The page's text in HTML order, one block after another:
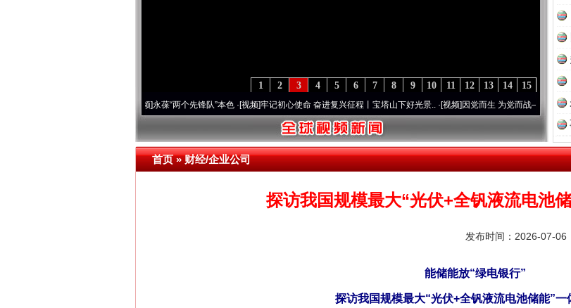
15
14
13
12
11
10
9
8
7
6
5
4
3
2
1
永葆“两个先锋队”本色·[视频]牢记初心使命 奋进复兴征程丨宝塔山下好光景..·[视频]因党而生 为党而战——百年“纪”事⑧加强纪
首页»财经/企业公司
探访我国规模最大“光伏+全钒液流电池
发布时间：2026-07-06
能储能放“绿电银行”
探访我国规模最大“光伏+全钒液流电池储能”一